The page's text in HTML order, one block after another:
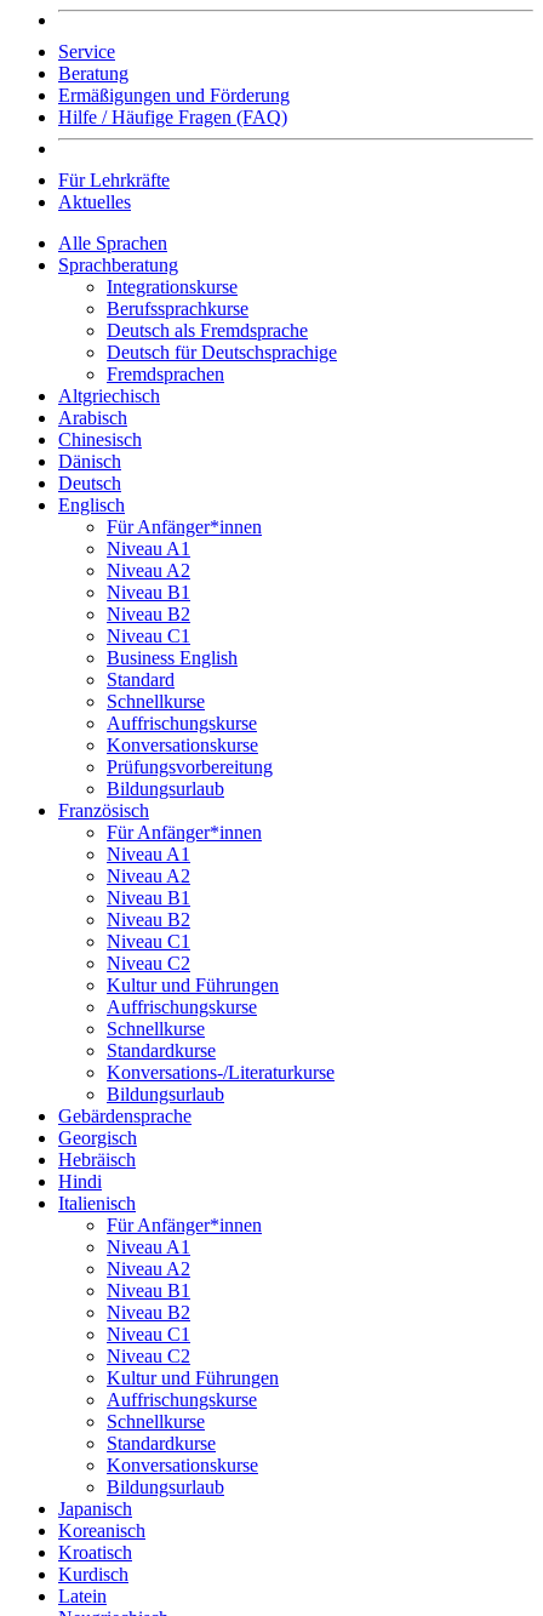
Service
Beratung
Ermäßigungen und Förderung
Hilfe / Häufige Fragen (FAQ)
Für Lehrkräfte
Aktuelles
Alle Sprachen
Sprachberatung
Integrationskurse
Berufssprachkurse
Deutsch als Fremdsprache
Deutsch für Deutschsprachige
Fremdsprachen
Altgriechisch
Arabisch
Chinesisch
Dänisch
Deutsch
Englisch
Für Anfänger*innen
Niveau A1
Niveau A2
Niveau B1
Niveau B2
Niveau C1
Business English
Standard
Schnellkurse
Auffrischungskurse
Konversationskurse
Prüfungsvorbereitung
Bildungsurlaub
Französisch
Für Anfänger*innen
Niveau A1
Niveau A2
Niveau B1
Niveau B2
Niveau C1
Niveau C2
Kultur und Führungen
Auffrischungskurse
Schnellkurse
Standardkurse
Konversations-/Literaturkurse
Bildungsurlaub
Gebärdensprache
Georgisch
Hebräisch
Hindi
Italienisch
Für Anfänger*innen
Niveau A1
Niveau A2
Niveau B1
Niveau B2
Niveau C1
Niveau C2
Kultur und Führungen
Auffrischungskurse
Schnellkurse
Standardkurse
Konversationskurse
Bildungsurlaub
Japanisch
Koreanisch
Kroatisch
Kurdisch
Latein